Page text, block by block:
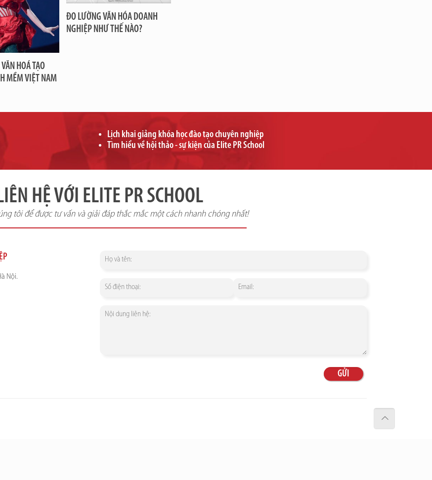
HOÁ TẠO
MỀM VIỆT NAM
ĐO LƯỜNG VĂN HÓA DOANH
NGHIỆP NHƯ THẾ NÀO?
Lịch khai giảng khóa học đào tạo chuyên nghiệp
Tìm hiểu về hội thảo - sự kiện của Elite PR School
HỆ VỚI ELITE PR SCHOOL
tôi để được tư vấn và giải đáp thắc mắc một cách nhanh chóng nhất!
Nội.